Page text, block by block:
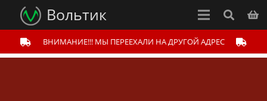
Вольтик
ВНИМАНИЕ!!! МЫ ПЕРЕЕХАЛИ НА ДРУГОЙ АДРЕС